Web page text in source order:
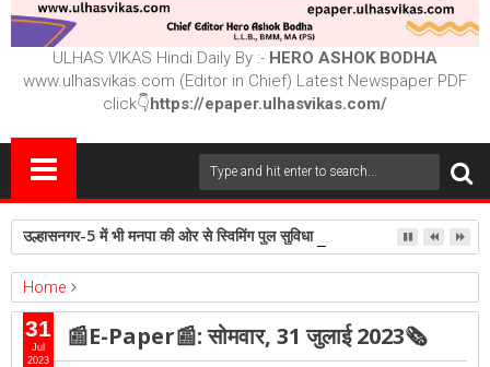
ULHAS VIKAS Hindi Daily By :- HERO ASHOK BODHA
www.ulhasvikas.com (Editor in Chief) Latest Newspaper PDF
click👇https://epaper.ulhasvikas.com/
उल्हासनगर-5 में भी मनपा की ओर से स्विमिंग पुल सुविधा हो- शेरी लुंड
Home
ambernath
epaper Featured kalyan
ulhasnagar
📰E-Paper📰: सोमवार, 31 जुलाई 2023🗞
📰E-Paper📰: सोमवार, 31 जुलाई 2023🗞
31
Jul
2023